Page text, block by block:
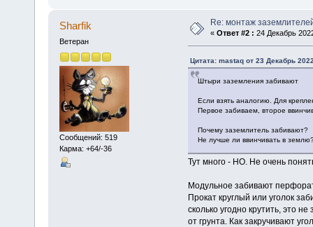
Sharfik
Ветеран
Сообщений: 519
Карма: +64/-36
Re: монтаж
« Ответ #2 : 24 Декабрь
Цитата: mastaq от 23 Декабрь
Штыри заземления забивают
Если взять аналогию. Для
Первое забиваем, второе
Почему заземлитель забивают?
Не лучше ли ввинчивать в
Тут много - НО. Не очень
Модульное забивают
Прокат круглый или уголок
сколько угодно крутить, это
от грунта. Как закручивают